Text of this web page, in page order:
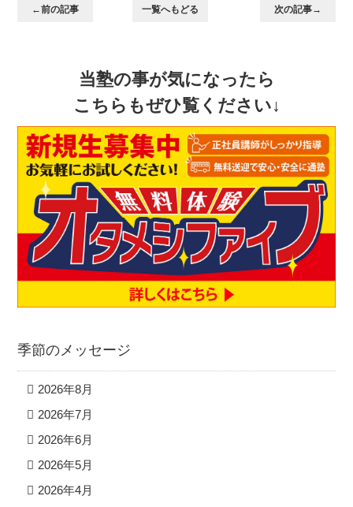
←前の記事 一覧へもどる 次の記事→
当塾の事が気になったら
こちらもぜひ覧ください↓
季節のメッセージ
2026年8月
2026年7月
2026年6月
2026年5月
2026年4月